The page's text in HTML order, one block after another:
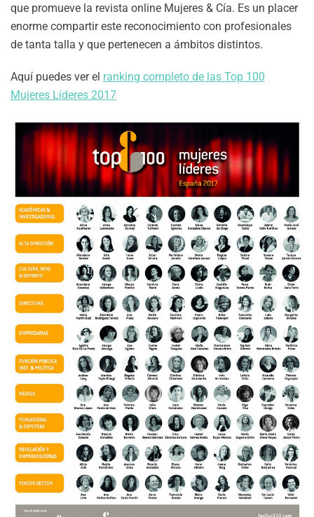
que promueve la revista online Mujeres & Cía. Es un placer
enorme compartir este reconocimiento con profesionales
de tanta talla y que pertenecen a ámbitos distintos.
Aquí puedes ver el ranking completo de las Top 100
Mujeres Líderes 2017